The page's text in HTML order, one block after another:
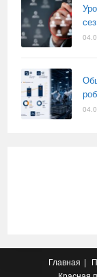
Главная